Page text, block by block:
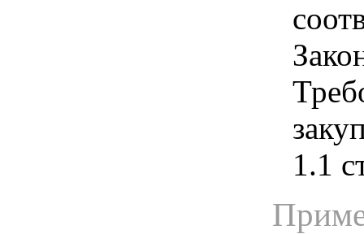
1.1